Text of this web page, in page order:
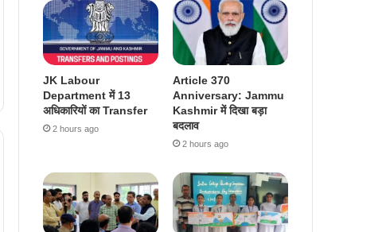
JK Labour
Department में 13
अधिकारियों का Transfer
2 hours ago
Article 370
Anniversary: Jammu
Kashmir में दिखा बड़ा
बदलाव
2 hours ago